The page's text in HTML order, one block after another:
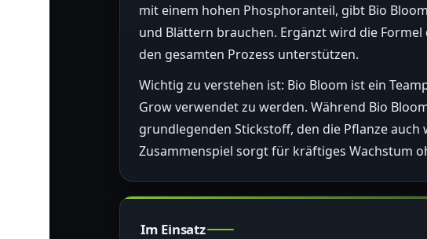
mit einem hohen Phosphoranteil, gibt Bio
und Blättern brauchen. Ergänzt wird die
den gesamten Prozess unterstützen.
Wichtig zu verstehen ist: Bio Bloom ist ein
Grow verwendet zu werden. Während Bio
grundlegenden Stickstoff, den die Pflanze
Zusammenspiel sorgt für kräftiges Wachstum
Im Einsatz